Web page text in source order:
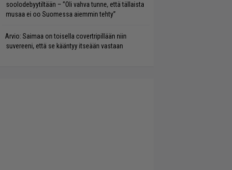
soolodebyytiltään – ”Oli vahva tunne, että tällaista
musaa ei oo Suomessa aiemmin tehty”
Arvio: Saimaa on toisella covertripillään niin
suvereeni, että se kääntyy itseään vastaan